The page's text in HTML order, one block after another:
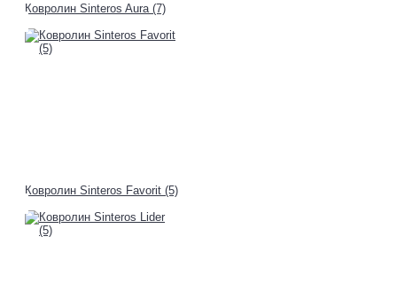
Ковролин Sinteros Aura (7)
Ковролин Sinteros Favorit (5)